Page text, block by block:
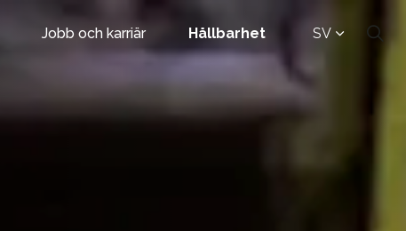
Jobb och karriär Hållbarhet SV